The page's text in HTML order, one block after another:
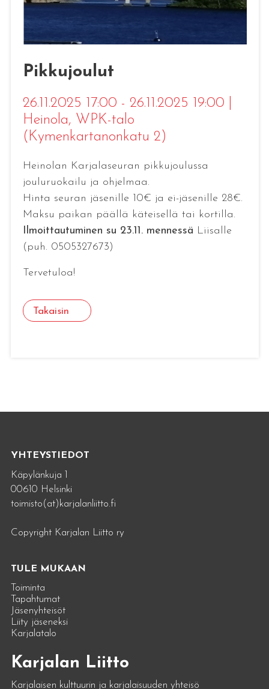
Pikkujoulut
26.11.2025 17:00 - 26.11.2025 19:00
Heinola, WPK-talo
(Kymenkartanonkatu 2)
Heinolan Karjalaseuran pikkujoulussa
jouluruokailu ja ohjelmaa.
Hinta seuran jäsenille 10€ ja ei-jäsenille 28€.
Maksu paikan päällä käteisellä tai kortilla.
Ilmoittautuminen su 23.11. mennessä Liisalle
(puh. 0505327673)
Tervetuloa!
Takaisin
YHTEYSTIEDOT
Käpylänkuja 1
00610 Helsinki
toimisto(at)karjalanliitto.fi
Copyright Karjalan Liitto ry
TULE MUKAAN
Toiminta
Tapahtumat
Jäsenyhteisöt
Liity jäseneksi
Karjalatalo
Karjalan Liitto
Karjalaisen kulttuurin ja karjalaisuuden yhteisö